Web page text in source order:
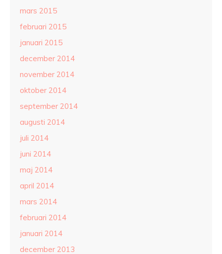
mars 2015
februari 2015
januari 2015
december 2014
november 2014
oktober 2014
september 2014
augusti 2014
juli 2014
juni 2014
maj 2014
april 2014
mars 2014
februari 2014
januari 2014
december 2013